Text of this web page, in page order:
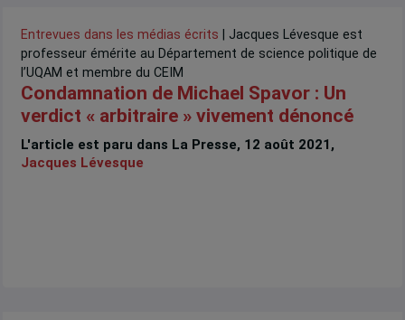
Entrevues dans les médias écrits | Jacques Lévesque est
professeur émérite au Département de science politique de
l’UQAM et membre du CEIM
Condamnation de Michael Spavor : Un
verdict « arbitraire » vivement dénoncé
L'article est paru dans La Presse, 12 août 2021,
Jacques Lévesque